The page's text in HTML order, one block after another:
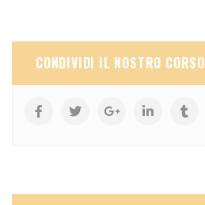
CONDIVIDI IL NOSTRO CORSO